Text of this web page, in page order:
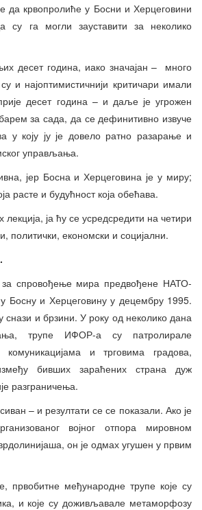
да крвопролиће у Босни и Херцеговини
су га могли зауставити за неколико
десет година, иако значајан – много
и најоптимистичнији критичари имали
десет година – и даље је угрожен
за сада, да се дефинитивно извуче
у коју ју је довело ратно разарање и
управљања.
јер Босна и Херцеговина је у миру;
расте и будућност која обећава.
ја ћу се усредсредити на четири
политички, економски и социјални.
спровођење мира предвођене НАТО-
и Херцеговину у децембру 1995.
снази и брзини. У року од неколико дана
трупе ИФОР-а су патролирале
и трговима градова,
бивших зараћених страна дуж
разграничења.
– и резултати се се показали. Ако је
војног отпора мировном
он је одмах угушен у првим
првобитне међународне трупе које су
и које су доживљавале метаморфозу